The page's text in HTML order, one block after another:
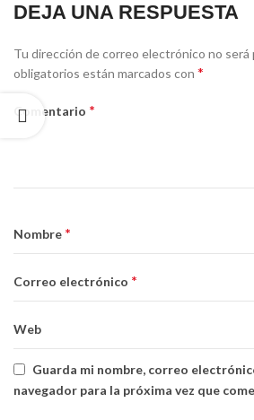
DEJA UNA RESPUESTA
Tu dirección de correo electrónico no será
obligatorios están marcados con *
Comentario *
Nombre *
Correo electrónico *
Web
Guarda mi nombre, correo
navegador para la próxima vez que